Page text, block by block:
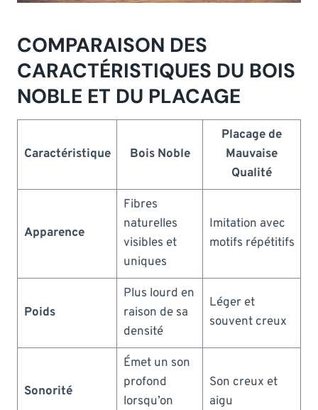
COMPARAISON DES
CARACTÉRISTIQUES DU BOIS
NOBLE ET DU PLACAGE
Caractéristique Bois Noble
Placage de
Mauvaise
Qualité
Apparence
Fibres
naturelles
visibles et
uniques
Imitation avec
motifs répétitifs
Poids
Plus lourd en
raison de sa
densité
Léger et
souvent creux
Sonorité
Émet un son
profond
lorsqu’on
Son creux et
aigu